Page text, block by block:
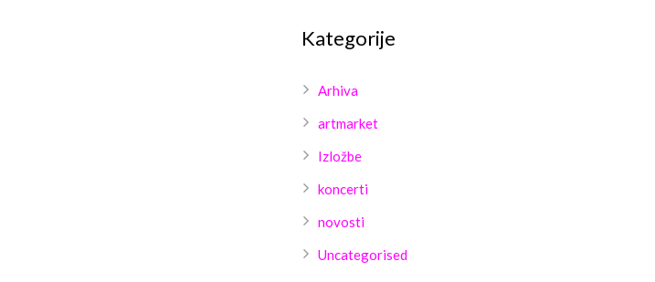
Kategorije
Arhiva
artmarket
Izložbe
koncerti
novosti
Uncategorised